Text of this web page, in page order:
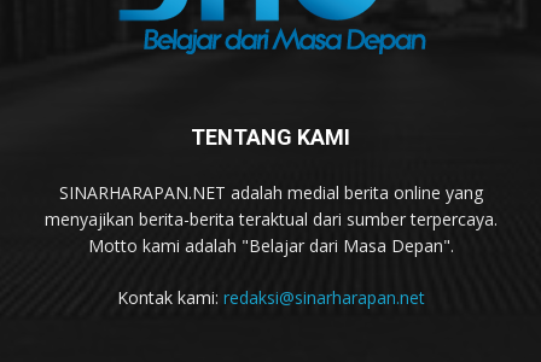
TENTANG KAMI
SINARHARAPAN.NET adalah medial berita online yang
menyajikan berita-berita teraktual dari sumber terpercaya.
Motto kami adalah "Belajar dari Masa Depan".
Kontak kami: redaksi@sinarharapan.net